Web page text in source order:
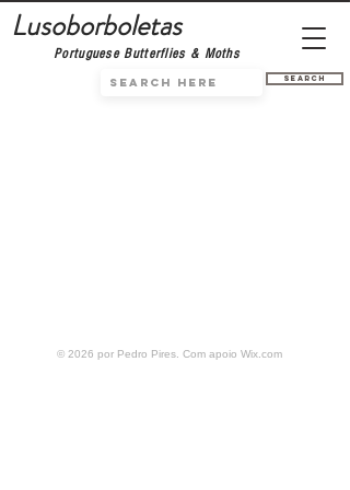
Lusoborboletas
Portuguese Butterflies & Moths
Search
© 2026 por Pedro Pires. Com apoio Wix.com